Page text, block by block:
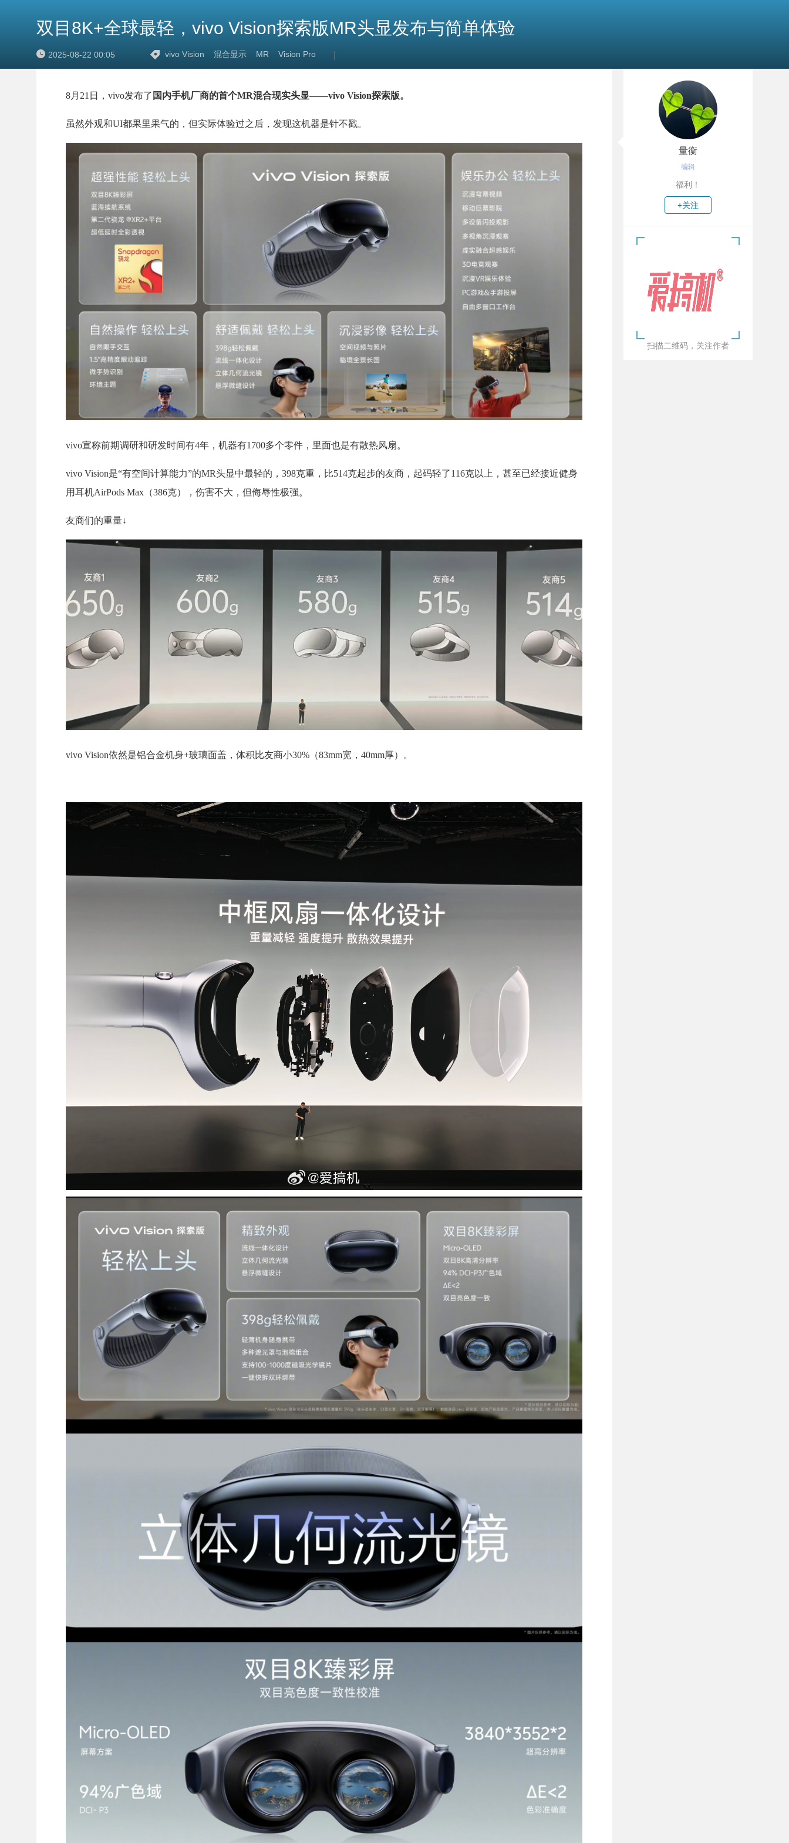
双目8K+全球最轻，vivo Vision探索版MR头显发布与简单体验
2025-08-22 00:05 vivo Vision 混合显示 MR Vision Pro
8月21日，vivo发布了 国内手机厂商的首个MR混合现实头显——vivo Vision探索版。
虽然外观和UI都果里果气的，但实际体验过之后，发现这机器是针不戳。
vivo宣称前期调研和研发时间有4年，机器有1700多个零件，里面也是有散热风扇。
vivo Vision是“有空间计算能力”的MR头显中最轻的，398克重，比514克起步的友商，起码轻了116克以上，甚至已经接近健身
用耳机AirPods Max（386克），伤害不大，但侮辱性极强。
友商们的重量↓
vivo Vision依然是铝合金机身+玻璃面盖，体积比友商小30%（83mm宽，40mm厚）。
量衡
编辑
福利！
+关注
扫描二维码，关注作者